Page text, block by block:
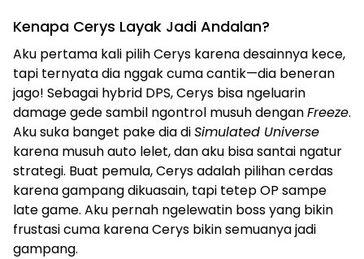
Kenapa Cerys Layak Jadi Andalan?
Aku pertama kali pilih Cerys karena desainnya kece,
tapi ternyata dia nggak cuma cantik—dia beneran
jago! Sebagai hybrid DPS, Cerys bisa ngeluarin
damage gede sambil ngontrol musuh denganFreeze.
Aku suka banget pake dia diSimulated Universe
karena musuh auto lelet, dan aku bisa santai ngatur
strategi. Buat pemula, Cerys adalah pilihan cerdas
karena gampang dikuasain, tapi tetep OP sampe
late game. Aku pernah ngelewatin boss yang bikin
frustasi cuma karena Cerys bikin semuanya jadi
gampang.